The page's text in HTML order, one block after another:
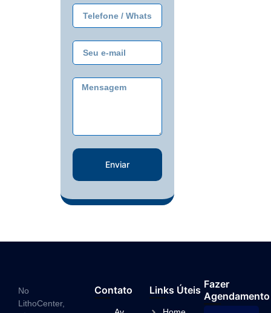
Enviar
No
LithoCenter,
Contato Links Úteis Fazer
Agendamento